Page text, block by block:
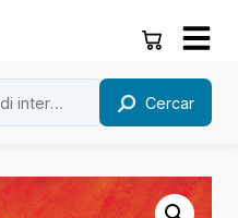
Cercar